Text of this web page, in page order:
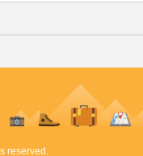
reserved.